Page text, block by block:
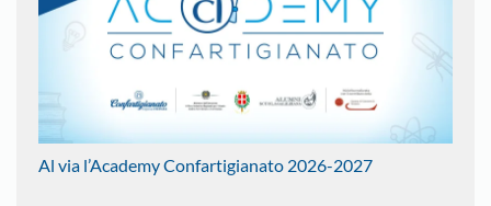
Al via l’Academy Confartigianato 2026-2027